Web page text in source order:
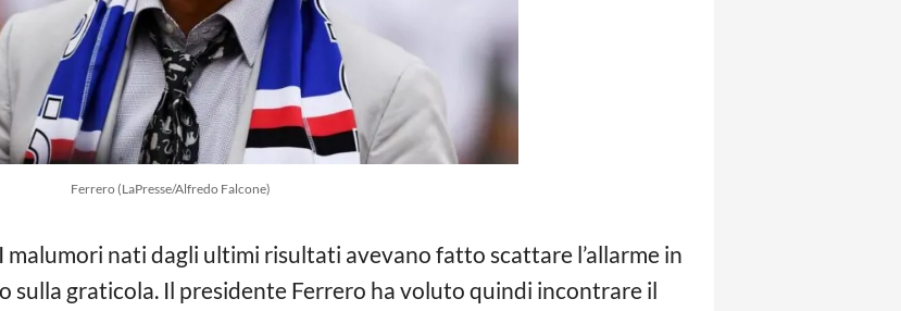
Ferrero (LaPresse/Alfredo Falcone)
malumori nati dagli ultimi risultati avevano fatto scattare l’allarme in
sulla graticola. Il presidente Ferrero ha voluto quindi incontrare il